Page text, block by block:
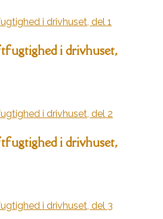
i drivhuset,
i drivhuset,